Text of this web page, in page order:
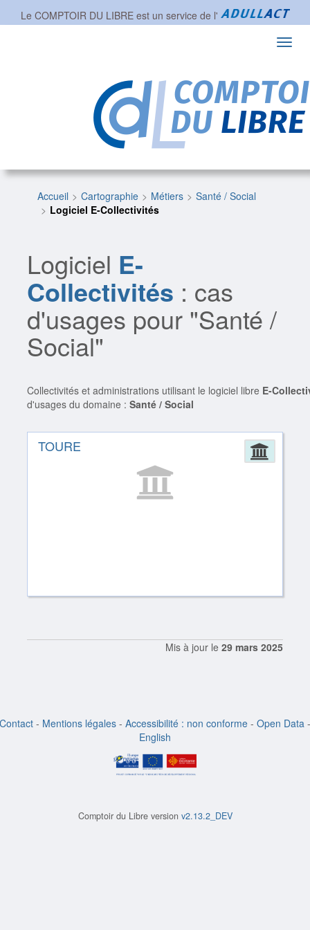
Le COMPTOIR DU LIBRE est un service de l'
Accueil Cartographie Métiers
Santé / Social
Logiciel E-Collectivités
Logiciel E-
Collectivités : cas
d'usages pour "Santé /
Social"
Collectivités et administrations utilisant le logiciel libre E-
d'usages du domaine :Santé / Social
TOURE
Mis à jour le 29 mars 2025
Contact - Mentions légales - Accessibilité : non conforme - Open Data -
English
Comptoir du Libre version v2.13.2_DEV